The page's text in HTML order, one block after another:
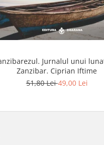
Jurnalul unui
Zanzibar. Ciprian Iftime
51,80 Lei49,00 Lei